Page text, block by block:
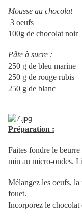
Mousse au chocolat
3 oeufs
100g de chocolat noir
Pâte à sucre :
250 g de bleu marine
250 g de rouge rubis
250 g de blanc
Préparation :
Faites fondre le
min au micro-ondes.
Mélangez les oeufs,
fouet.
Incorporez le chocolat